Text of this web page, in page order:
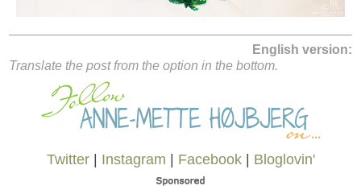
English version:
Translate the post from the option in the bottom.
Twitter| Instagram | Facebook| Bloglovin'